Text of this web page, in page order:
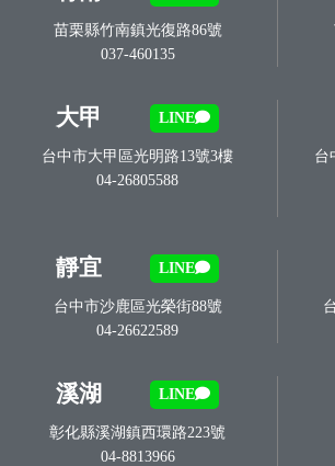
苗栗縣竹南鎮光復路86號
037-460135
大甲 LINE
台中市大甲區光明路13號3樓
04-26805588
台
靜宜 LINE
台中市沙鹿區光榮街88號
04-26622589
溪湖 LINE
彰化縣溪湖鎮西環路223號
04-8813966